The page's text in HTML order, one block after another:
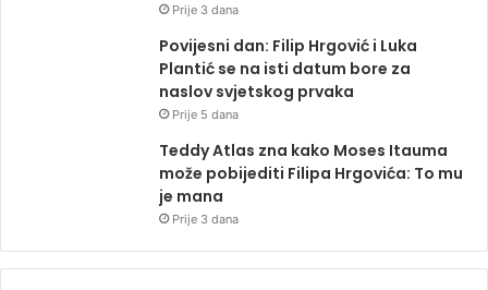
Prije 3 dana
Povijesni dan: Filip Hrgović i Luka
Plantić se na isti datum bore za
naslov svjetskog prvaka
Prije 5 dana
Teddy Atlas zna kako Moses Itauma
može pobijediti Filipa Hrgovića: To mu
je mana
Prije 3 dana